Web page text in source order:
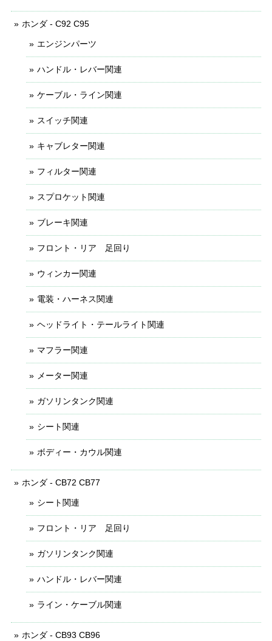
ホンダ - C92 C95
エンジンパーツ
ハンドル・レバー関連
ケーブル・ライン関連
スイッチ関連
キャブレター関連
フィルター関連
スプロケット関連
ブレーキ関連
フロント・リア 足回り
ウィンカー関連
電装・ハーネス関連
ヘッドライト・テールライト関連
マフラー関連
メーター関連
ガソリンタンク関連
シート関連
ボディー・カウル関連
ホンダ - CB72 CB77
シート関連
フロント・リア 足回り
ガソリンタンク関連
ハンドル・レバー関連
ライン・ケーブル関連
ホンダ - CB93 CB96